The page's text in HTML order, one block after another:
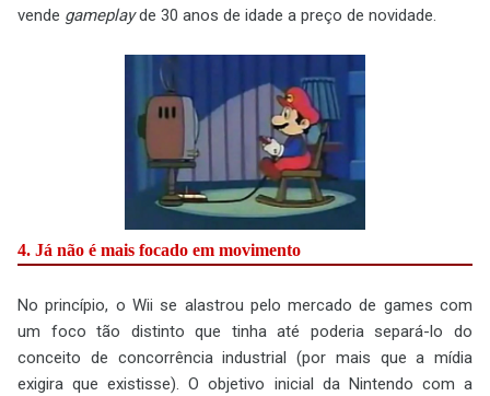
vende gameplayde 30 anos de idade a preço de novidade.
4. Já não é mais focado em movimento
No princípio, o Wii se alastrou pelo mercado de games com
um foco tão distinto que tinha até poderia separá-lo do
conceito de concorrência industrial (por mais que a mídia
exigira que existisse). O objetivo inicial da Nintendo com a